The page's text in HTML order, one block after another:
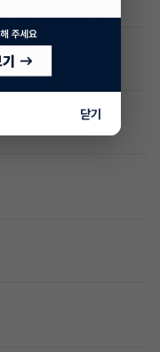
니다. 닫기